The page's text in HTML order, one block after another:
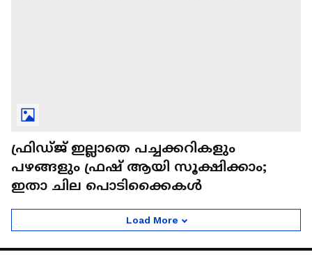
ഫ്രിഡ്ജ് ഇല്ലാതെ പച്ചക്കറികളും
പഴങ്ങളും ഫ്രഷ് ആയി സൂക്ഷിക്കാം;
ഇതാ ചില പൊടിക്കൈകൾ
Load More